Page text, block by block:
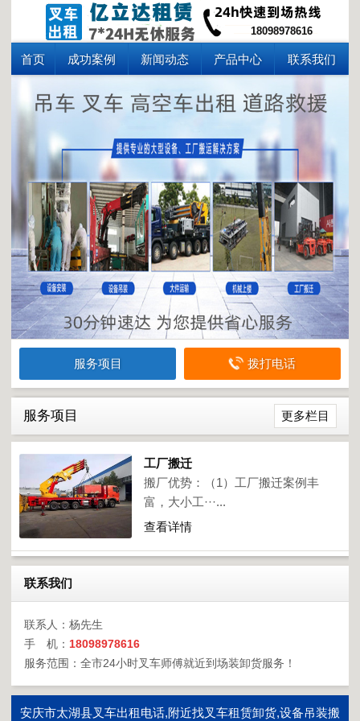
18098978616
首页 成功案例 新闻动态 产品中心 联系我们
服务项目 拨打电话
更多栏目
服务项目
工厂搬迁
搬厂优势：（1）工厂搬迁案例丰
富，大小工···...
查看详情
联系我们
联系人：杨先生
手 机： 18098978616
服务范围：全市24小时叉车师傅就近到场装卸货服务！
安庆市太湖县叉车出租电话,附近找叉车租赁卸货,设备吊装搬